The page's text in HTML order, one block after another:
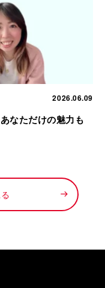
2026.06.09
なただけの魅力も